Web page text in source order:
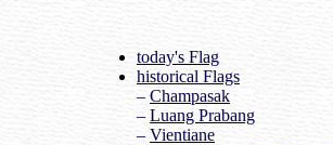
today's Flag
historical Flags
–Champasak
–Luang Prabang
–Vientiane